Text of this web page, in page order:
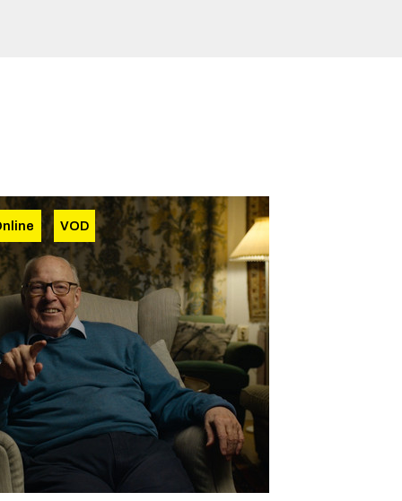
VOD